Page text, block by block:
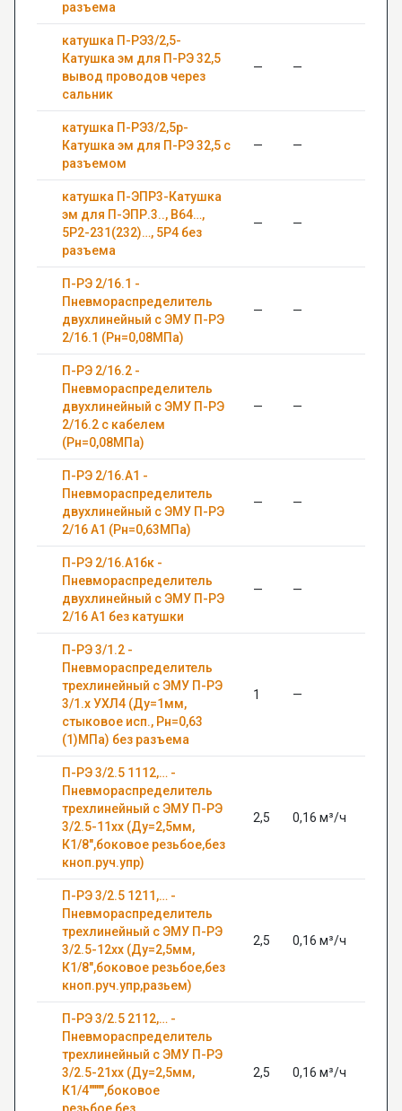
разъема
катушка П-РЭ3/2,5-
Катушка эм для П-РЭ 32,5
вывод проводов через
сальник
— —
катушка П-РЭ3/2,5р-
Катушка эм для П-РЭ 32,5 с
разъемом
— —
катушка П-ЭПР3-Катушка
эм для П-ЭПР.3.., В64…,
5Р2-231(232)…, 5Р4 без
разъема
— —
П-РЭ 2/16.1 -
Пневмораспределитель
двухлинейный с ЭМУ П-РЭ
2/16.1 (Рн=0,08МПа)
— —
П-РЭ 2/16.2 -
Пневмораспределитель
двухлинейный с ЭМУ П-РЭ
2/16.2 с кабелем
(Рн=0,08МПа)
— —
П-РЭ 2/16.А1 -
Пневмораспределитель
двухлинейный с ЭМУ П-РЭ
2/16 А1 (Рн=0,63МПа)
— —
П-РЭ 2/16.А1бк -
Пневмораспределитель
двухлинейный с ЭМУ П-РЭ
2/16 А1 без катушки
— —
П-РЭ 3/1.2 -
Пневмораспределитель
трехлинейный с ЭМУ П-РЭ
3/1.х УХЛ4 (Ду=1мм,
стыковое исп., Рн=0,63
(1)МПа) без разъема
1 —
П-РЭ 3/2.5 1112,… -
Пневмораспределитель
трехлинейный с ЭМУ П-РЭ
3/2.5-11хх (Ду=2,5мм,
К1/8",боковое резьбое,без
кноп.руч.упр)
2,5 0,16 м³/ч
П-РЭ 3/2.5 1211,… -
Пневмораспределитель
трехлинейный с ЭМУ П-РЭ
3/2.5-12хх (Ду=2,5мм,
К1/8",боковое резьбое,без
кноп.руч.упр,разьем)
2,5 0,16 м³/ч
П-РЭ 3/2.5 2112,… -
Пневмораспределитель
трехлинейный с ЭМУ П-РЭ
3/2.5-21хх (Ду=2,5мм,
К1/4"""",боковое
2,5 0,16 м³/ч